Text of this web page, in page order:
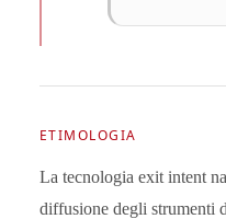
ETIMOLOGIA
La tecnologia exit intent
diffusione degli strumenti